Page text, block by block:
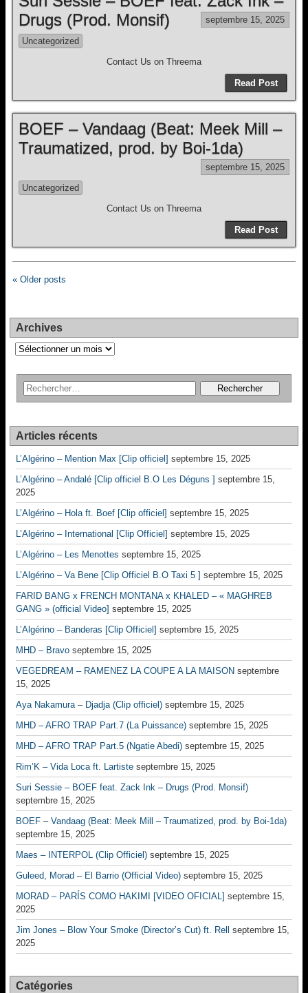
Drugs (Prod. Monsif)
septembre 15, 2025
Uncategorized
Contact Us on Threema
Read Post
BOEF – Vandaag (Beat: Meek Mill –
Traumatized, prod. by Boi-1da)
septembre 15, 2025
Uncategorized
Contact Us on Threema
Read Post
« Older posts
Archives
Archives
Articles récents
L’Algérino – Mention Max [Clip officiel] septembre 15, 2025
L’Algérino – Andalé [Clip officiel B.O Les Déguns ] septembre 15,
2025
L’Algérino – Hola ft. Boef [Clip officiel] septembre 15, 2025
L’Algérino – International [Clip Officiel] septembre 15, 2025
L’Algérino – Les Menottes septembre 15, 2025
L’Algérino – Va Bene [Clip Officiel B.O Taxi 5 ] septembre 15, 2025
FARID BANG x FRENCH MONTANA x KHALED – « MAGHREB
GANG » (official Video] septembre 15, 2025
L’Algérino – Banderas [Clip Officiel] septembre 15, 2025
MHD – Bravo septembre 15, 2025
VEGEDREAM – RAMENEZ LA COUPE A LA MAISON septembre
15, 2025
Aya Nakamura – Djadja (Clip officiel) septembre 15, 2025
MHD – AFRO TRAP Part.7 (La Puissance) septembre 15, 2025
MHD – AFRO TRAP Part.5 (Ngatie Abedi) septembre 15, 2025
Rim’K – Vida Loca ft. Lartiste septembre 15, 2025
Suri Sessie – BOEF feat. Zack Ink – Drugs (Prod. Monsif)
septembre 15, 2025
BOEF – Vandaag (Beat: Meek Mill – Traumatized, prod. by Boi-1da)
septembre 15, 2025
Maes – INTERPOL (Clip Officiel) septembre 15, 2025
Guleed, Morad – El Barrio (Official Video) septembre 15, 2025
MORAD – PARÍS COMO HAKIMI [VIDEO OFICIAL] septembre 15,
2025
Jim Jones – Blow Your Smoke (Director’s Cut) ft. Rell
septembre 15,
2025
Catégories